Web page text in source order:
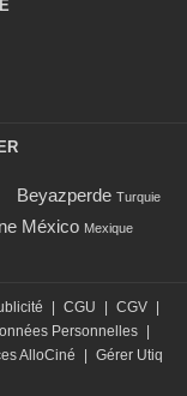
Beyazperde Turquie
México Mexique
CGU CGV
Personnelles
AlloCiné
Gérer Utiq